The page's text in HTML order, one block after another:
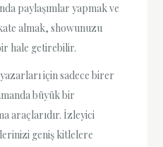
paylaşımlar yapmak ve
almak, showunuzu
hale getirebilir.
için sadece birer
büyük bir
araçlarıdır. İzleyici
geniş kitlelere